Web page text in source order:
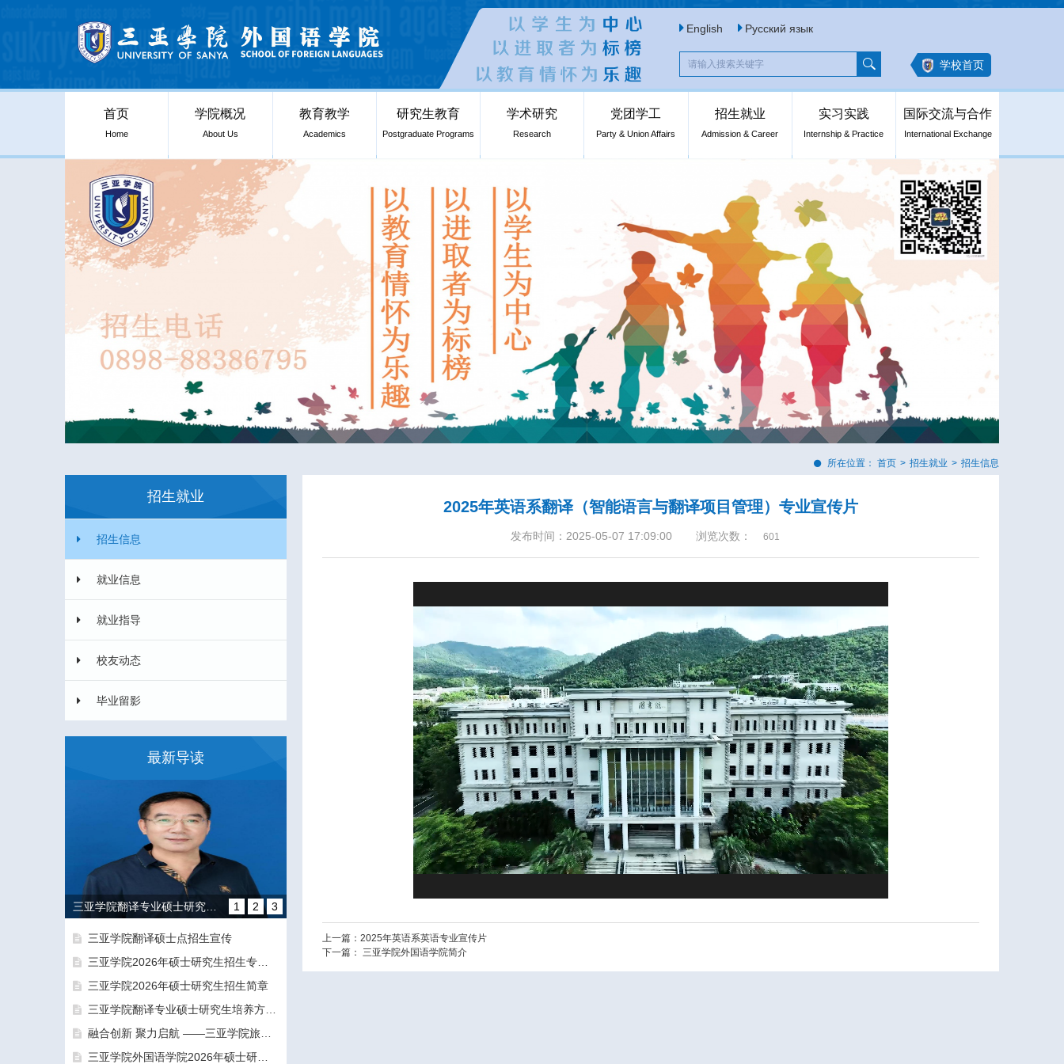
English Русский язык
学校首页
首页
Home
学院概况
About Us
教育教学
Academics
研究生教育
Postgraduate Programs
学术研究
Research
党团学工
Party & Union Affairs
招生就业
Admission & Career
实习实践
Internship & Practice
国际交流与合作
International Exchange
所在位置： 首页 > 招生就业 > 招生信息
招生就业
招生信息
就业信息
就业指导
校友动态
毕业留影
最新导读
1 2 3
三亚学院翻译硕士点招生宣传
三亚学院2026年硕士研究生招生专业目录及参考书目
三亚学院2026年硕士研究生招生简章
三亚学院翻译专业硕士研究生培养方向和导师团队介绍
融合创新 聚力启航 ——三亚学院旅游与大健康学院正式揭牌成立
三亚学院外国语学院2026年硕士研究生拟录取名单公示公告（一志愿）
2025年英语系翻译（智能语言与翻译项目管理）专业宣传片
发布时间：2025-05-07 17:09:00 浏览次数： 601
上一篇： 2025年英语系英语专业宣传片
下一篇： 三亚学院外国语学院简介